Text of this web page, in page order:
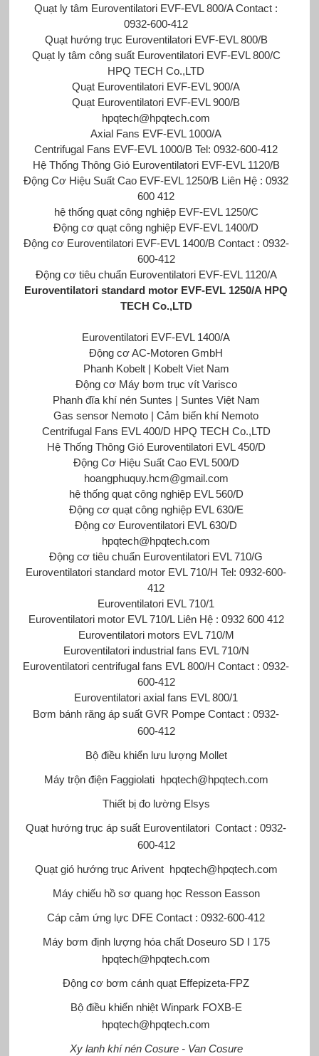
Quạt ly tâm Euroventilatori EVF-EVL 800/A Contact :
0932-600-412
Quạt hướng trục Euroventilatori EVF-EVL 800/B
Quạt ly tâm công suất Euroventilatori EVF-EVL 800/C
HPQ TECH Co.,LTD
Quạt Euroventilatori EVF-EVL 900/A
Quạt Euroventilatori EVF-EVL 900/B
hpqtech@hpqtech.com
Axial Fans EVF-EVL 1000/A
Centrifugal Fans EVF-EVL 1000/B Tel: 0932-600-412
Hệ Thống Thông Gió Euroventilatori EVF-EVL 1120/B
Động Cơ Hiệu Suất Cao EVF-EVL 1250/B Liên Hệ : 0932
600 412
hệ thống quạt công nghiệp EVF-EVL 1250/C
Động cơ quạt công nghiệp EVF-EVL 1400/D
Động cơ Euroventilatori EVF-EVL 1400/B Contact : 0932-
600-412
Động cơ tiêu chuẩn Euroventilatori EVF-EVL 1120/A
Euroventilatori standard motor EVF-EVL 1250/A HPQ
TECH Co.,LTD
Euroventilatori EVF-EVL 1400/A
Động cơ AC-Motoren GmbH
Phanh Kobelt | Kobelt Viet Nam
Động cơ Máy bơm trục vít Varisco
Phanh đĩa khí nén Suntes | Suntes Việt Nam
Gas sensor Nemoto | Cảm biến khí Nemoto
Centrifugal Fans EVL 400/D HPQ TECH Co.,LTD
Hệ Thống Thông Gió Euroventilatori EVL 450/D
Động Cơ Hiệu Suất Cao EVL 500/D
hoangphuquy.hcm@gmail.com
hệ thống quạt công nghiệp EVL 560/D
Động cơ quạt công nghiệp EVL 630/E
Động cơ Euroventilatori EVL 630/D
hpqtech@hpqtech.com
Động cơ tiêu chuẩn Euroventilatori EVL 710/G
Euroventilatori standard motor EVL 710/H Tel: 0932-600-
412
Euroventilatori EVL 710/1
Euroventilatori motor EVL 710/L Liên Hệ : 0932 600 412
Euroventilatori motors EVL 710/M
Euroventilatori industrial fans EVL 710/N
Euroventilatori centrifugal fans EVL 800/H Contact : 0932-
600-412
Euroventilatori axial fans EVL 800/1
Bơm bánh răng áp suất GVR Pompe Contact : 0932-
600-412
Bộ điều khiển lưu lượng Mollet
Máy trộn điện Faggiolatihpqtech@hpqtech.com
Thiết bị đo lường Elsys
Quạt hướng trục áp suất Euroventilatori Contact : 0932-
600-412
Quạt gió hướng trục Ariventhpqtech@hpqtech.com
Máy chiếu hồ sơ quang học Resson Easson
Cáp cảm ứng lực DFE Contact : 0932-600-412
Máy bơm định lượng hóa chất DoseuroSD I 175
hpqtech@hpqtech.com
Động cơ bơm cánh quạt Effepizeta-FPZ
Bộ điều khiển nhiệt Winpark FOXB-E
hpqtech@hpqtech.com
Xy lanh khí nén Cosure - Van Cosure